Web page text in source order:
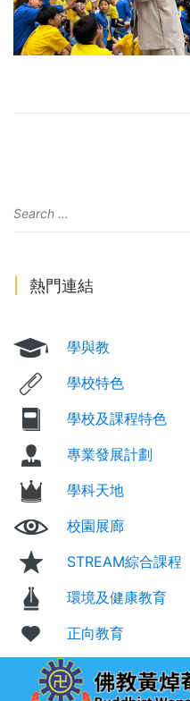
熱門連結
學與教
學校特色
學校及課程特色
專業發展計劃
學科天地
校園展廊
STREAM綜合課程
環境及健康教育
正向教育